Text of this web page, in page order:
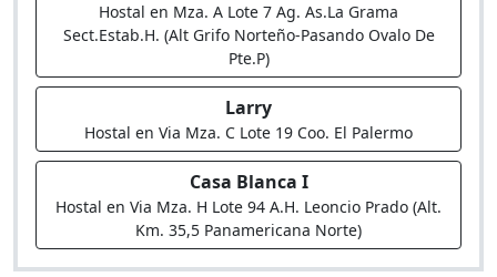
Hostal en Mza. A Lote 7 Ag. As.La Grama
Sect.Estab.H. (Alt Grifo Norteño-Pasando Ovalo De
Pte.P)
Larry
Hostal en Via Mza. C Lote 19 Coo. El Palermo
Casa Blanca I
Hostal en Via Mza. H Lote 94 A.H. Leoncio Prado (Alt.
Km. 35,5 Panamericana Norte)